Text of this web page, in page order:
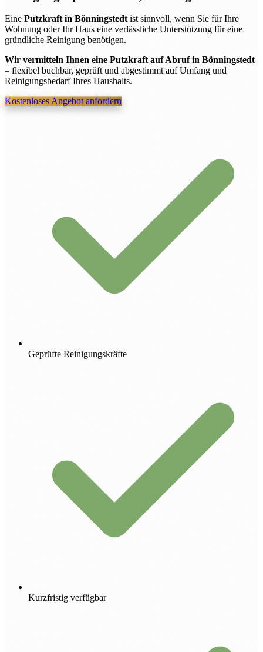
Eine Putzkraft in Bönningstedt ist sinnvoll, wenn Sie für Ihre
Wohnung oder Ihr Haus eine verlässliche Unterstützung für eine
gründliche Reinigung benötigen.
Wir vermitteln Ihnen eine Putzkraft auf Abruf in Bönningstedt
– flexibel buchbar, geprüft und abgestimmt auf Umfang und
Reinigungsbedarf Ihres Haushalts.
Kostenloses Angebot anfordern
Geprüfte Reinigungskräfte
Kurzfristig verfügbar